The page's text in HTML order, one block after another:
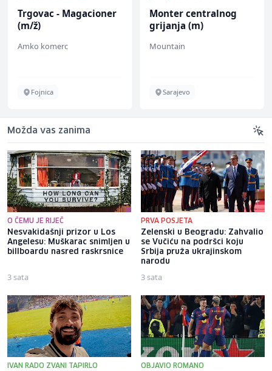
Trgovac - Magacioner
(m/ž)
Amko komerc
Fojnica
Monter centralnog
grijanja (m)
Mountain
Sarajevo
Možda vas zanima
O ČEMU JE RIJEČ
Nesvakidašnji prizor u Los
Angelesu: Muškarac snimljen u
billboardu nasred raskrsnice
3 sata
PRVA POSJETA
Zelenski u Beogradu: Zahvalio
se Vučiću na podršci koju
Srbija pruža ukrajinskom
narodu
3 sata
IVAN RADO ZVANI TAPIRLO OBJAVIO ROMANO